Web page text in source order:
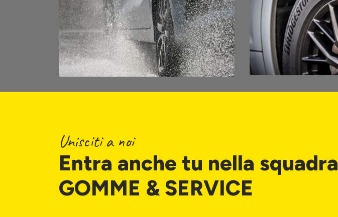
Unisciti a noi
Entra anche tu nella squadra
GOMME & SERVICE